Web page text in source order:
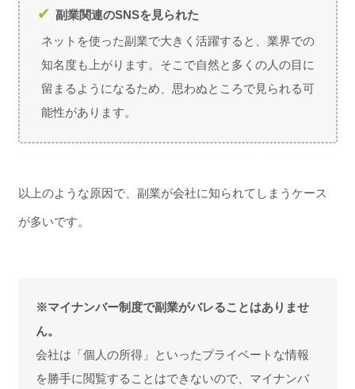
副業関連のSNSを見られた
ネットを使った副業で大きく活躍すると、業界での
知名度も上がります。そこで自然と多くの人の目に
留まるようになるため、思わぬところで見られる可
能性があります。
以上のような原因で、副業が会社に知られてしまうケース
が多いです。
※マイナンバー制度で副業がバレることはありませ
ん。
会社は「個人の所得」といったプライベートな情報
を勝手に閲覧することはできないので、マイナンバ